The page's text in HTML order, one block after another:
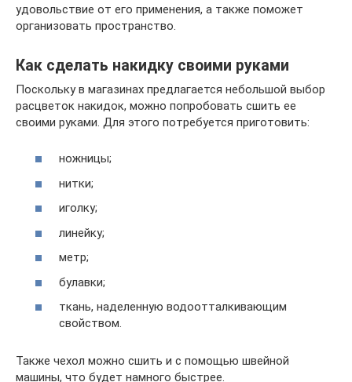
удовольствие от его применения, а также поможет
организовать пространство.
Как сделать накидку своими руками
Поскольку в магазинах предлагается небольшой выбор
расцветок накидок, можно попробовать сшить ее
своими руками. Для этого потребуется приготовить:
ножницы;
нитки;
иголку;
линейку;
метр;
булавки;
ткань, наделенную водоотталкивающим
свойством.
Также чехол можно сшить и с помощью швейной
машины, что будет намного быстрее.